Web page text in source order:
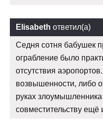
Elisabeth ответил(а)
Седня сотня бабушек
ограбление было
отсутствия
возвышенности, либо
руках
совместительству ещё